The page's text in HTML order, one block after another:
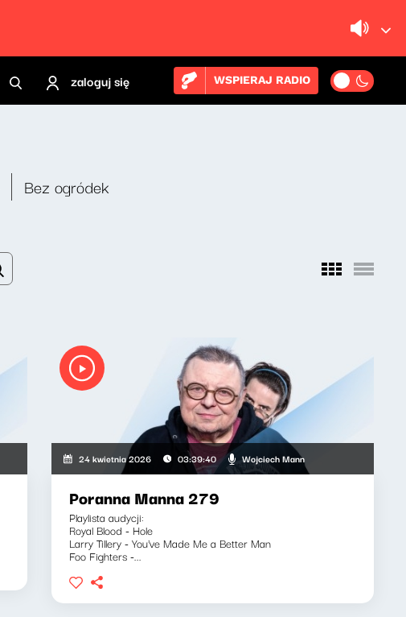
zaloguj się WSPIERAJ RADIO
Bez ogródek
24 kwietnia 2026 03:39:40 Wojciech Mann
Poranna Manna 279
Playlista audycji:
Royal Blood - Hole
Larry Tillery - You've Made Me a Better Man
Foo Fighters -...